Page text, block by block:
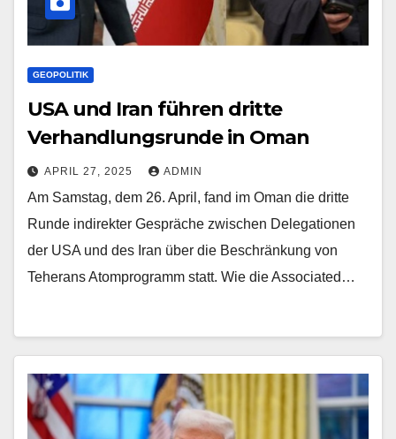
GEOPOLITIK
USA und Iran führen dritte
Verhandlungsrunde in Oman
APRIL 27, 2025 ADMIN
Am Samstag, dem 26. April, fand im Oman die dritte
Runde indirekter Gespräche zwischen Delegationen
der USA und des Iran über die Beschränkung von
Teherans Atomprogramm statt. Wie die Associated…